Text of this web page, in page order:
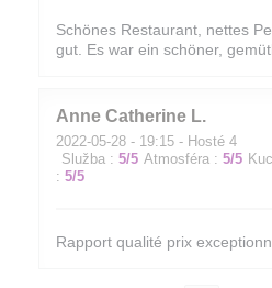
Schönes Restaurant, nettes
gut. Es war ein schöner,
Anne Catherine L
2022-05-28 - 19:15 - Hosté 4
Služba : 5/5 Atmosféra : 5/5
: 5/5
Rapport qualité prix